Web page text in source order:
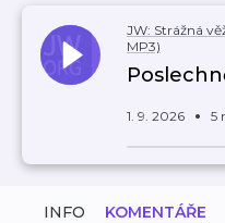
JW: Strážná
MP3)
1. 9. 2026 5
INFO KOMENTÁŘE